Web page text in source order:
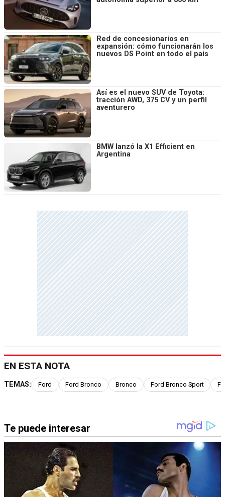
Red de concesionarios en
expansión: cómo funcionarán los
nuevos DS Point en todo el país
Así es el nuevo SUV de Toyota:
tracción AWD, 375 CV y un perfil
aventurero
BMW lanzó la X1 Efficient en
Argentina
EN ESTA NOTA
TEMAS: Ford Ford Bronco Bronco Ford Bronco Sport